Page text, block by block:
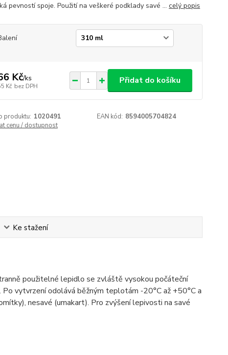
pevností spoje. Použití na veškeré podklady savé ... celý popis
Kč/ks
Kč bez DPH
Přidat do košíku
produktu: 1020491 EAN kód: 8594005704824
cenu / dostupnost
Ke stažení
použitelné lepidlo se zvláště vysokou počáteční
vytvrzení odolává běžným teplotám -20°C až +50°C a
nesavé (umakart). Pro zvýšení lepivosti na savé